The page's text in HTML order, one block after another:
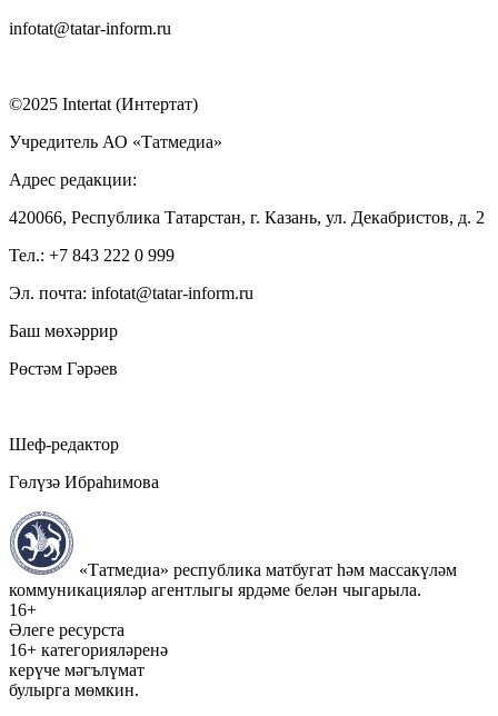
infotat@tatar-inform.ru
©2025 Intertat (Интертат)
Учредитель АО «Татмедиа»
Адрес редакции:
420066, Республика Татарстан, г. Казань, ул. Декабристов, д. 2
Тел.: +7 843 222 0 999
Эл. почта: infotat@tatar-inform.ru
Баш мөхәррир
Рөстәм Гәрәев
Шеф-редактор
Гөлүзә Ибраһимова
«Татмедиа» республика матбугат һәм массакүләм
коммуникацияләр агентлыгы ярдәме белән чыгарыла.
16+
Әлеге ресурста
16+ категорияләренә
керүче мәгълүмат
булырга мөмкин.